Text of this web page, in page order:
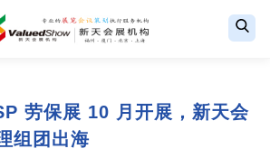
劳保展 10 月开展，新天会
组团出海